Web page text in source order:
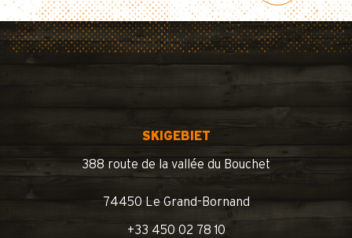
SKIGEBIET
388 route de la vallée du Bouchet
74450 Le Grand-Bornand
+33 450 02 78 10